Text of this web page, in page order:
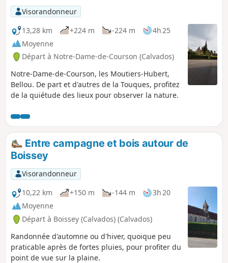
Visorandonneur
13,28 km
+224 m -224 m
4h 25
Moyenne
Départ à Notre-Dame-de-Courson (Calvados)
Notre-Dame-de-Courson, les Moutiers-Hubert,
Bellou. De part et d'autres de la Touques, profitez
de la quiétude des lieux pour observer la nature.
Entre campagne et bois autour de
Boissey
Visorandonneur
10,22 km
+150 m -144 m
3h 20
Moyenne
Départ à Boissey (Calvados) (Calvados)
Randonnée d'automne ou d'hiver, quoique peu
praticable après de fortes pluies, pour profiter du
point de vue sur la plaine.